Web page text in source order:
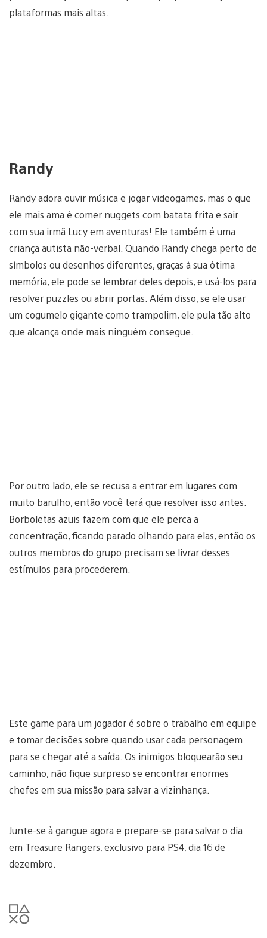
plataformas mais altas.
Randy
Randy adora ouvir música e jogar videogames, mas o que
ele mais ama é comer nuggets com batata frita e sair
com sua irmã Lucy em aventuras! Ele também é uma
criança autista não-verbal. Quando Randy chega perto de
símbolos ou desenhos diferentes, graças à sua ótima
memória, ele pode se lembrar deles depois, e usá-los para
resolver puzzles ou abrir portas. Além disso, se ele usar
um cogumelo gigante como trampolim, ele pula tão alto
que alcança onde mais ninguém consegue.
Por outro lado, ele se recusa a entrar em lugares com
muito barulho, então você terá que resolver isso antes.
Borboletas azuis fazem com que ele perca a
concentração, ficando parado olhando para elas, então os
outros membros do grupo precisam se livrar desses
estímulos para procederem.
Este game para um jogador é sobre o trabalho em equipe
e tomar decisões sobre quando usar cada personagem
para se chegar até a saída. Os inimigos bloquearão seu
caminho, não fique surpreso se encontrar enormes
chefes em sua missão para salvar a vizinhança.
Junte-se à gangue agora e prepare-se para salvar o dia
em Treasure Rangers, exclusivo para PS4, dia 16 de
dezembro.